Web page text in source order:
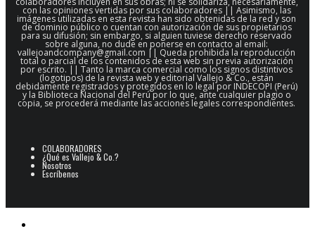
con las opiniones vertidas por sus colaboradores || Asimismo, las
imágenes utilizadas en esta revista han sido obtenidas de la red y son
de dominio público o cuentan con autorización de sus propietarios
para su difusión; sin embargo, si alguien tuviese derecho reservado
sobre alguna, no dude en ponerse en contacto al email:
vallejoandcompany@gmail.com || Queda prohibida la reproducción
total o parcial de los contenidos de esta web sin previa autorización
por escrito. || Tanto la marca comercial como los signos distintivos
(logotipos) de la revista web y editorial Vallejo & Co., están
debidamente registrados y protegidos en lo legal por INDECOPI (Perú)
y la Biblioteca Nacional del Perú por lo que, ante cualquier plagio o
copia, se procederá mediante las acciones legales correspondientes.
COLABORADORES
¿Qué es Vallejo & Co.?
Nosotros
Escríbenos